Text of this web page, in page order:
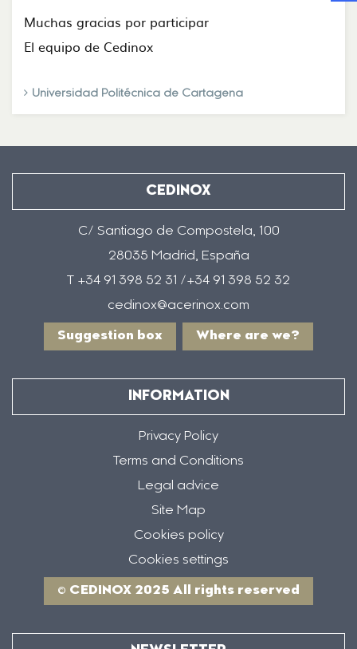
Muchas gracias por participar
El equipo de Cedinox
Universidad Politécnica de Cartagena
CEDINOX
C/ Santiago de Compostela, 100
28035 Madrid, España
T +34 91 398 52 31 /+34 91 398 52 32
cedinox@acerinox.com
Suggestion box Where are we?
INFORMATION
Privacy Policy
Terms and Conditions
Legal advice
Site Map
Cookies policy
Cookies settings
© CEDINOX 2025 All rights reserved